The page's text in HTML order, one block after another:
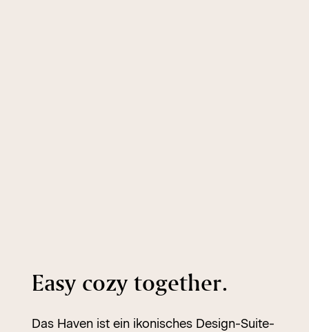
Easy cozy together.
Das Haven ist ein ikonisches Design-Suite-